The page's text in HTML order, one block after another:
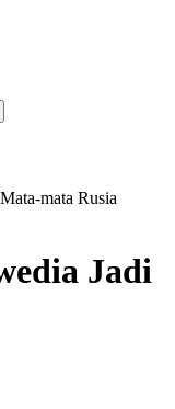
mata Rusia
Jadi